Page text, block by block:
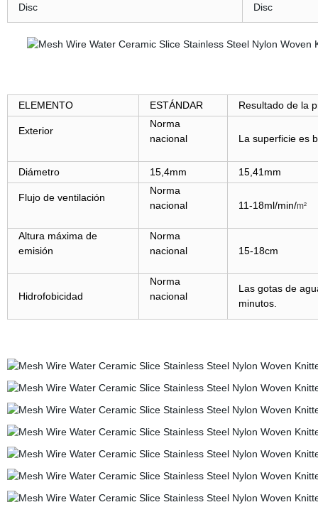
ELEMENTO ESTÁNDAR Resultado de la
Exterior
Norma
nacional
La superficie es
Diámetro 15,4mm 15,41mm
Flujo de ventilación
Norma
nacional
11-18ml/min/m²
Altura máxima de
emisión
Norma
nacional
15-18cm
Hidrofobicidad
Norma
nacional
Las gotas de
minutos.